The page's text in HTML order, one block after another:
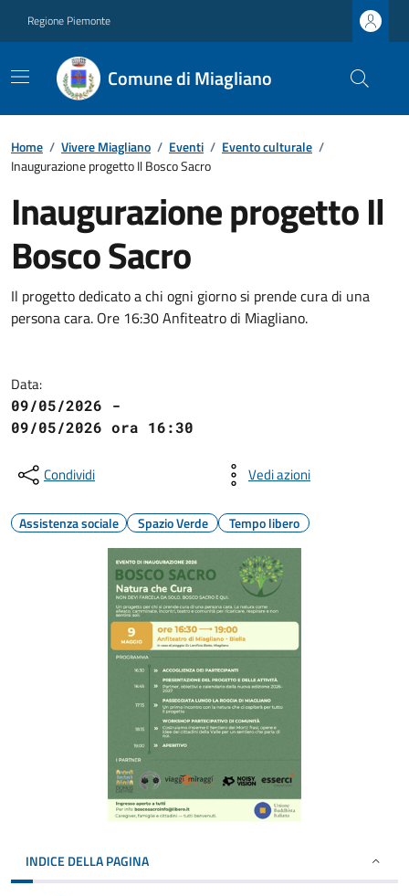
Regione Piemonte
Comune di Miagliano
Home / Vivere Miagliano / Eventi / Evento culturale /
Inaugurazione progetto Il Bosco Sacro
Inaugurazione progetto Il
Bosco Sacro
Il progetto dedicato a chi ogni giorno si prende cura di una
persona cara. Ore 16:30 Anfiteatro di Miagliano.
Data:
09/05/2026 -
09/05/2026 ora 16:30
Condividi Vedi azioni
Assistenza sociale Spazio Verde Tempo libero
INDICE DELLA PAGINA